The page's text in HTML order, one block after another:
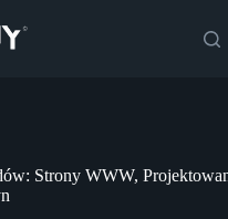
Strony WWW,